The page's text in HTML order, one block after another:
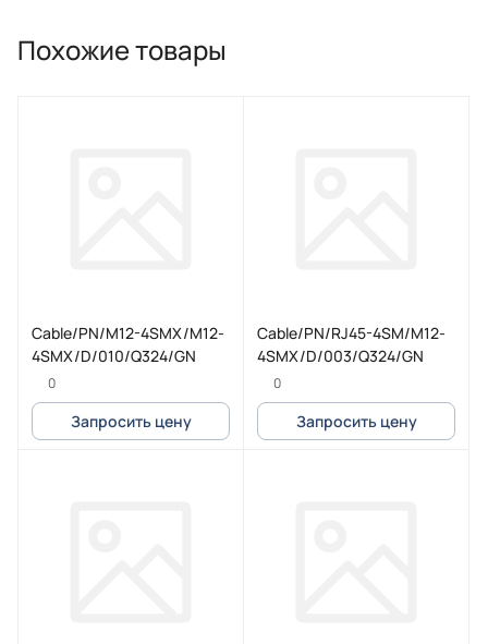
Похожие товары
Cable/PN/M12-4SMX/M12-
4SMX/D/010/Q324/GN
0
Запросить цену
Cable/PN/RJ45-4SM/M12-
4SMX/D/003/Q324/GN
0
Запросить цену